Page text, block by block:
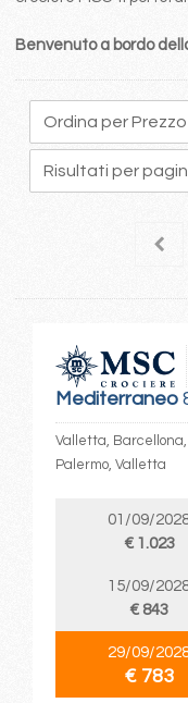
Benvenuto a bordo
271
Mediterraneo
Valletta, Barcellona,
Palermo, Valletta
01/09/
€ 1.023
15/09/
€ 843
29/09/
€ 783